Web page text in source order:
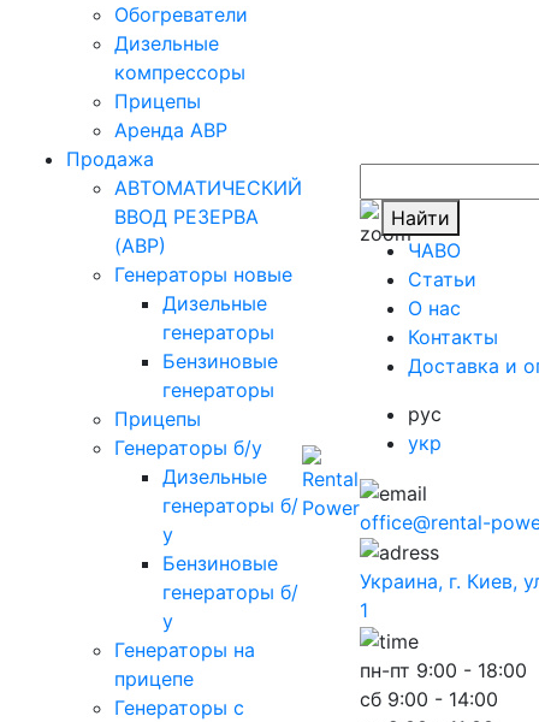
Обогреватели
Дизельные
компрессоры
Прицепы
Аренда АВР
Продажа
АВТОМАТИЧЕСКИЙ
ВВОД РЕЗЕРВА
(АВР)
Генераторы новые
Дизельные
генераторы
Бензиновые
генераторы
Прицепы
Генераторы б/у
Дизельные
генераторы б/
у
Бензиновые
генераторы б/
у
Генераторы на
прицепе
Генераторы с
Найти
ЧАВО
Cтатьи
O нас
Контакты
Доставка и
рус
укр
office@rental-
Украина, г. Киев,
1
пн-пт 9:00 - 18:00
сб 9:00 - 14:00